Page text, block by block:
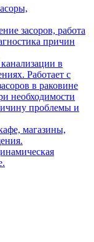
засоров, работа
причин
в
Работает с
в раковине
необходимости
проблемы и
магазины,